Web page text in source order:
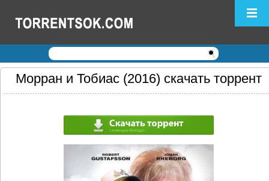
Логин: Пароль:
Регистрация| Забыли пароль?
Морран и Тобиас (2016) скачать торрент